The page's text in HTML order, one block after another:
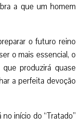
a que um homem
o futuro reino
o mais essencial, o
produzirá quase
a perfeita devoção
início do “Tratado”